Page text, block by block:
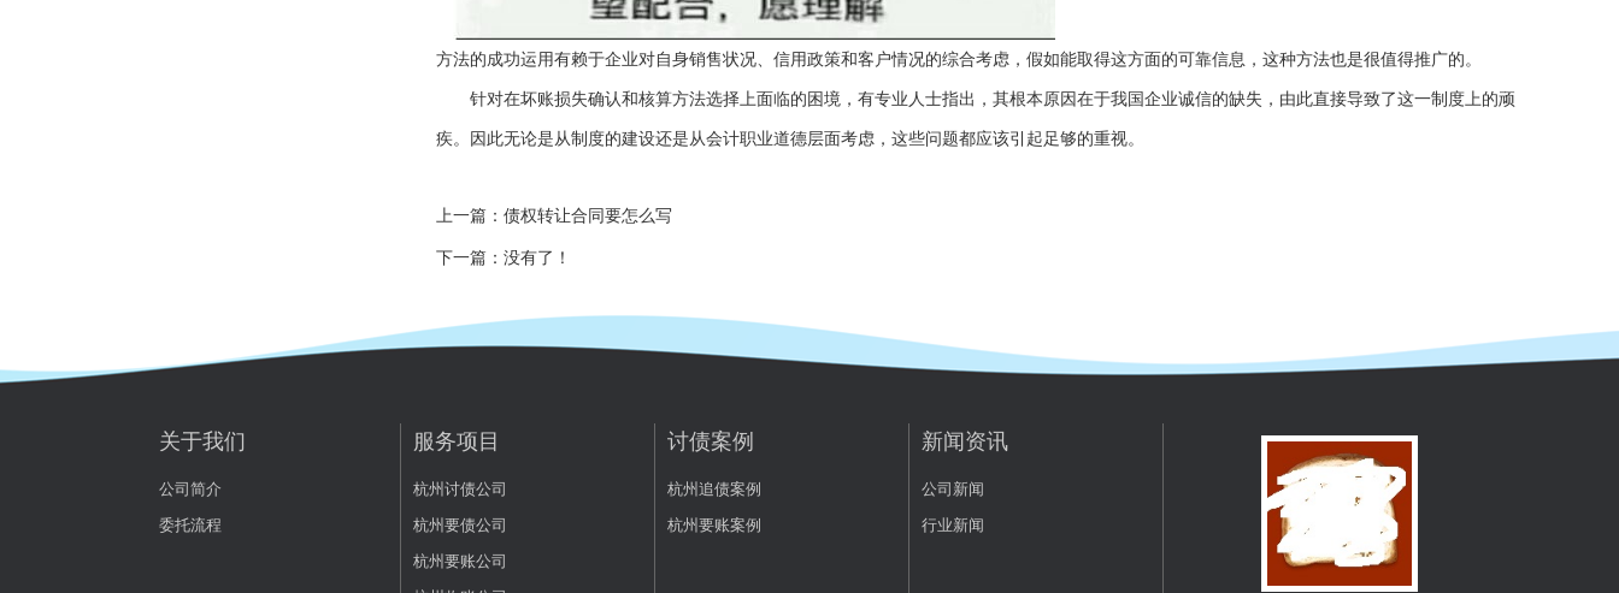
方法的成功运用有赖于企业对自身销售状况、信用政策和客户情况的综合考虑，假如能取得这方面的可靠信息，这种方法也是很值得推广的。
针对在坏账损失确认和核算方法选择上面临的困境，有专业人士指出，其根本原因在于我国企业诚信的缺失，由此直接导致了这一制度上的顽
疾。因此无论是从制度的建设还是从会计职业道德层面考虑，这些问题都应该引起足够的重视。
上一篇： 债权转让合同要怎么写
下一篇：没有了！
关于我们
公司简介
委托流程
服务项目
杭州讨债公司
杭州要债公司
杭州要账公司
讨债案例
杭州追债案例
杭州要账案例
新闻资讯
公司新闻
行业新闻